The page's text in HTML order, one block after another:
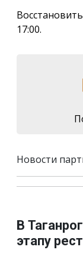
17:00.
Новости
В
этапу